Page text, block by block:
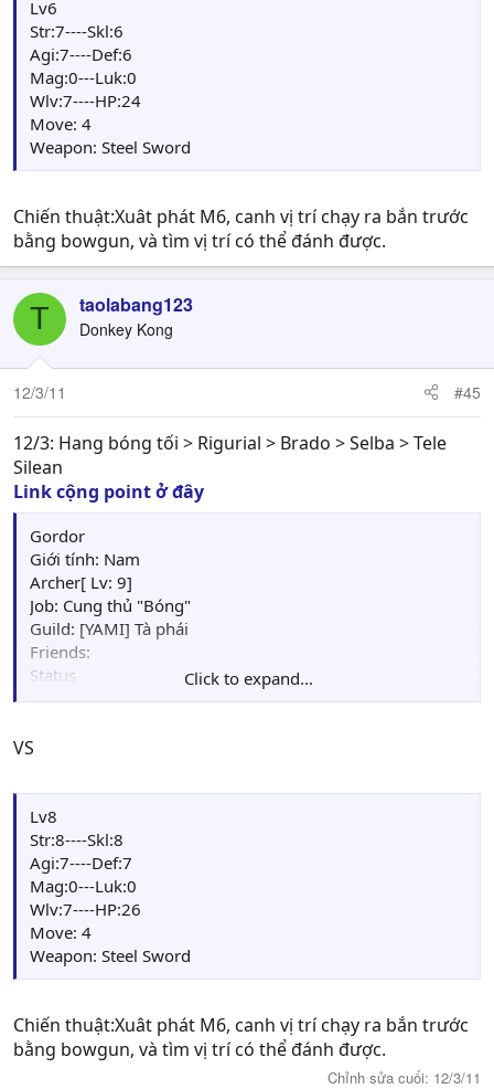
EXP: 49
Points: 00
Weapon : Gunbow(36/44)
Item: Herb(2)
Quest Item:
Skill: Double Strike
Card: Orge card (5), Dark Mage(1)
Lv6
Str:7----Skl:6
Agi:7----Def:6
Mag:0---Luk:0
Wlv:7----HP:24
Move: 4
Weapon: Steel Sword
Chiến thuật:Xuât phát M6, canh vị trí chạy ra bắn trước
bằng bowgun, và tìm vị trí có thể đánh được.
T taolabang123
Donkey Kong
12/3/11 #45
12/3: Hang bóng tối > Rigurial > Brado > Selba > Tele
Silean
Link cộng point ở đây
Gordor
Giới tính: Nam
Archer[ Lv: 9]
Job: Cung thủ "Bóng"
Guild: [YAMI] Tà phái
Friends:
Status
HP : 17/17
Skl: 7---Luck: 0
Def: 8---Mov: 4
EXP: 49
Points: 00
Weapon : Gunbow(36/44)
Item: Herb(2)
Quest Item:
Skill: Double Strike
Card: Orge card (5), Dark Mage(1)
Click to expand...
VS
Lv8
Str:8----Skl:8
Agi:7----Def:7
Mag:0---Luk:0
Wlv:7----HP:26
Move: 4
Weapon: Steel Sword
Chiến thuật:Xuât phát M6, canh vị trí chạy ra bắn trước
bằng bowgun, và tìm vị trí có thể đánh được.
Chỉnh sửa cuối: 12/3/11